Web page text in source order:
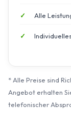
Alle
* Alle Preise sind
Angebot erhalten
telefonischer